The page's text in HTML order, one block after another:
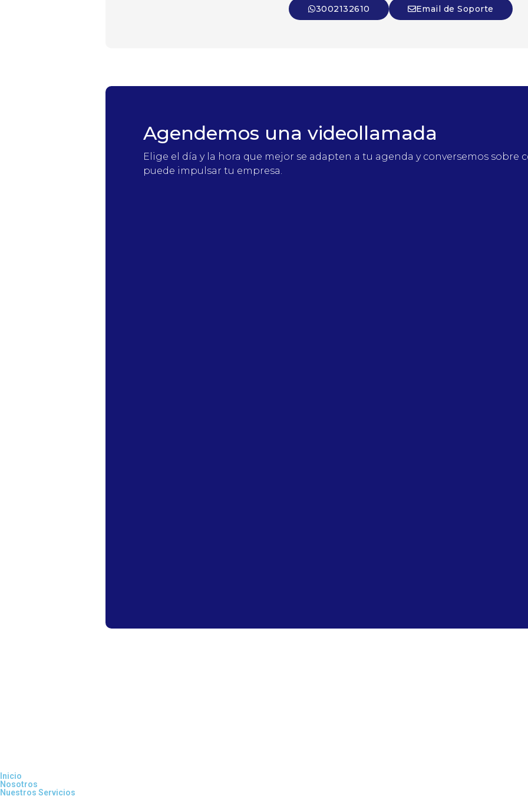
3002132610 Email de Soporte
Agendemos una videollamada
Elige el día y la hora que mejor se adapten a tu agenda y conversemos sobre
puede impulsar tu empresa.
Inicio
Nosotros
Nuestros Servicios